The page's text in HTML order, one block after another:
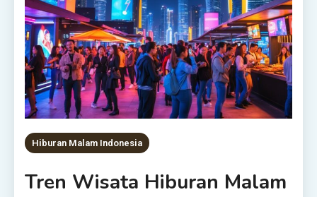
Hiburan Malam Indonesia
Tren Wisata Hiburan Malam